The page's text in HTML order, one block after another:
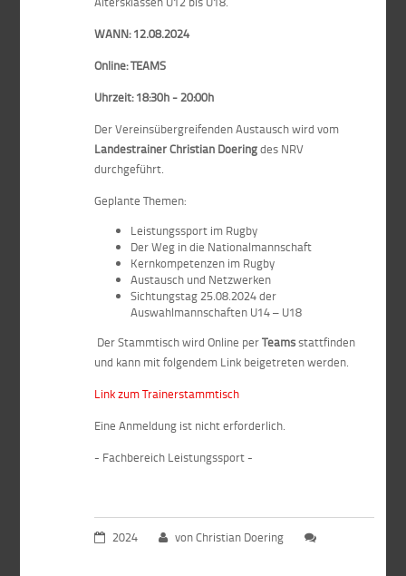
WANN: 12.08.2024
Online: TEAMS
Uhrzeit: 18:30h - 20:00h
Der Vereinsübergreifenden Austausch wird vom
Landestrainer Christian Doeringdes NRV
durchgeführt.
Geplante Themen:
Leistungssport im Rugby
Der Weg in die Nationalmannschaft
Kernkompetenzen im Rugby
Austausch und Netzwerken
Sichtungstag 25.08.2024 der
Auswahlmannschaften U14 – U18
Der Stammtisch wird Online perTeamsstattfinden
und kann mit folgendem Link beigetreten werden.
Link zum Trainerstammtisch
Eine Anmeldung ist nicht erforderlich.
- Fachbereich Leistungssport -
2024 von Christian Doering